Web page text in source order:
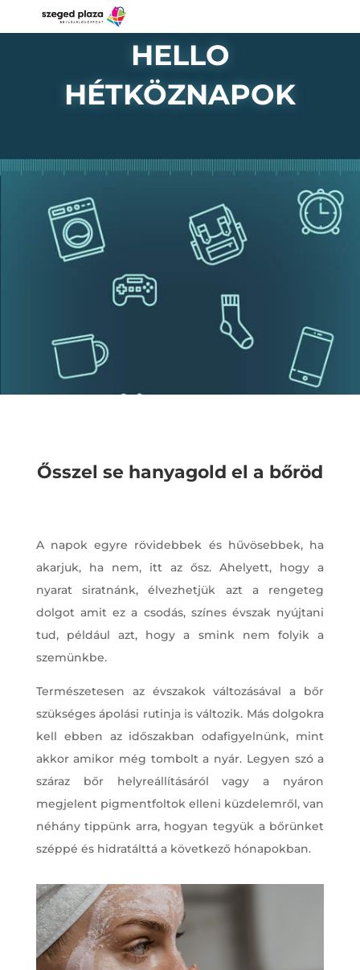
HELLO
HÉTKÖZNAPOK
Ősszel se hanyagold el a bőröd
A napok egyre rövidebbek és hűvösebbek, ha
akarjuk, ha nem, itt az ősz. Ahelyett, hogy a
nyarat siratnánk, élvezhetjük azt a rengeteg
dolgot amit ez a csodás, színes évszak nyújtani
tud, például azt, hogy a smink nem folyik a
szemünkbe.
Természetesen az évszakok változásával a bőr
szükséges ápolási rutinja is változik. Más dolgokra
kell ebben az időszakban odafigyelnünk, mint
akkor amikor még tombolt a nyár. Legyen szó a
száraz bőr helyreállításáról vagy a nyáron
megjelent pigmentfoltok elleni küzdelemről, van
néhány tippünk arra, hogyan tegyük a bőrünket
széppé és hidratálttá a következő hónapokban.